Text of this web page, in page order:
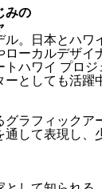
みの
。日本とハワ
ーカルデザイ
ハワイ プロジ
としても活躍
ラフィック
して表現し